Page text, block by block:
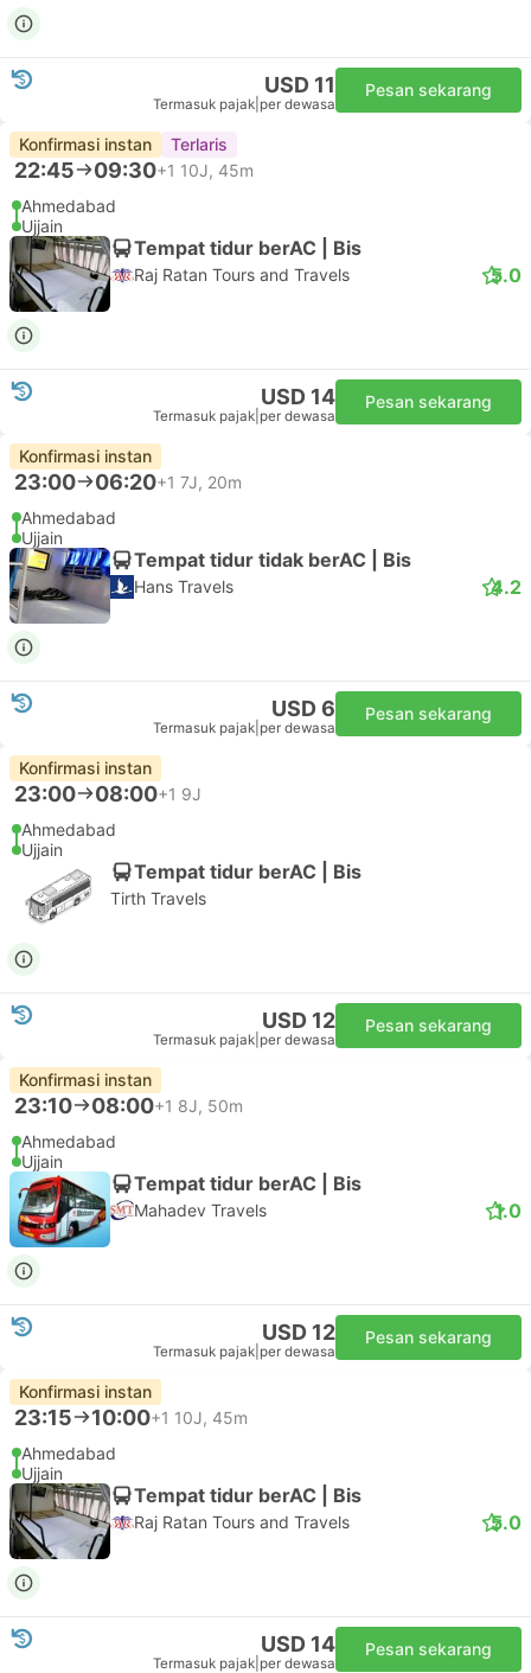
USD 11
Termasuk pajak per dewasa
Pesan sekarang
Konfirmasi instan Terlaris
22:45 09:30+1 10J, 45m
Ahmedabad
Ujjain
Tempat tidur berAC | Bis
Raj Ratan Tours and Travels 5.0
USD 14
Termasuk pajak per dewasa
Pesan sekarang
Konfirmasi instan
23:00 06:20+1 7J, 20m
Ahmedabad
Ujjain
Tempat tidur tidak berAC | Bis
Hans Travels 4.2
USD 6
Termasuk pajak per dewasa
Pesan sekarang
Konfirmasi instan
23:00 08:00+1 9J
Ahmedabad
Ujjain
Tempat tidur berAC | Bis
Tirth Travels
USD 12
Termasuk pajak per dewasa
Pesan sekarang
Konfirmasi instan
23:10 08:00+1 8J, 50m
Ahmedabad
Ujjain
Tempat tidur berAC | Bis
Mahadev Travels 1.0
USD 12
Termasuk pajak per dewasa
Pesan sekarang
Konfirmasi instan
23:15 10:00+1 10J, 45m
Ahmedabad
Ujjain
Tempat tidur berAC | Bis
Raj Ratan Tours and Travels 5.0
USD 14
Termasuk pajak per dewasa
Pesan sekarang